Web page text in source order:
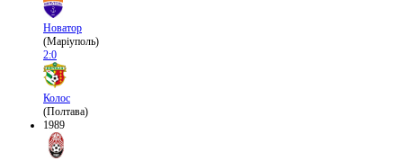
Новатор
(Маріуполь)
2:0
Колос
(Полтава)
1989